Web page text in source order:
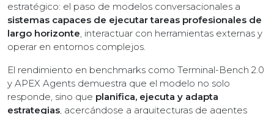
estratégico: el paso de modelos conversacionales a
sistemas capaces de ejecutar tareas profesionales de
largo horizonte, interactuar con herramientas externas y
operar en entornos complejos.
El rendimiento en benchmarks como Terminal-Bench 2.0
y APEX Agents demuestra que el modelo no solo
responde, sino que planifica, ejecuta y adapta
estrategias, acercándose a arquitecturas de agentes